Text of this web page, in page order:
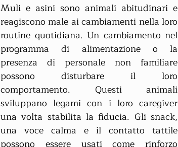
Muli e asini sono animali abitudinari e
reagiscono male ai cambiamenti nella loro
routine quotidiana. Un cambiamento nel
programma di alimentazione o la
presenza di personale non familiare
possono disturbare il loro
comportamento. Questi animali
sviluppano legami con i loro caregiver
una volta stabilita la fiducia. Gli snack,
una voce calma e il contatto tattile
possono essere usati come rinforzo